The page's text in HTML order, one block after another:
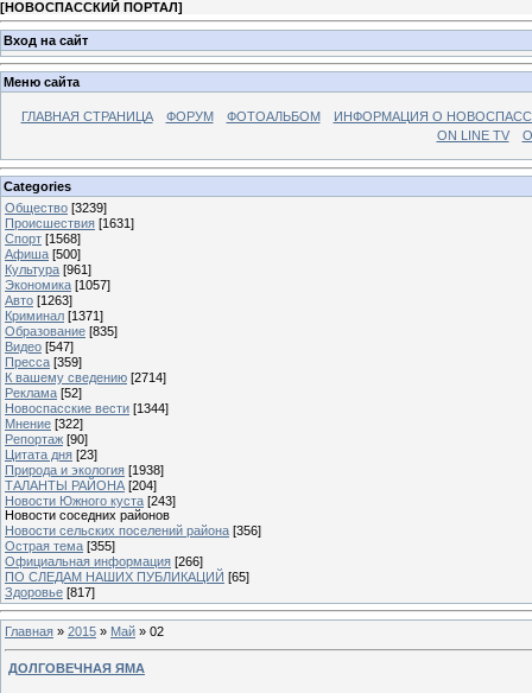
[НОВОСПАССКИЙ ПОРТАЛ]
Вход на сайт
Меню сайта
ГЛАВНАЯ СТРАНИЦА ФОРУМ ФОТОАЛЬБОМ
ИНФОРМАЦИЯ О
ON LINE TV
Categories
Общество [3239]
Происшествия [1631]
Спорт [1568]
Афиша [500]
Культура [961]
Экономика [1057]
Авто [1263]
Криминал [1371]
Образование [835]
Видео [547]
Пресса [359]
К вашему сведению [2714]
Реклама [52]
Новоспасские вести [1344]
Мнение [322]
Репортаж [90]
Цитата дня [23]
Природа и экология [1938]
ТАЛАНТЫ РАЙОНА [204]
Новости Южного куста [243]
Новости соседних районов
Новости сельских поселений района [356]
Острая тема [355]
Официальная информация [266]
ПО СЛЕДАМ НАШИХ ПУБЛИКАЦИЙ [65]
Здоровье [817]
Главная » 2015 » Май » 02
ДОЛГОВЕЧНАЯ ЯМА